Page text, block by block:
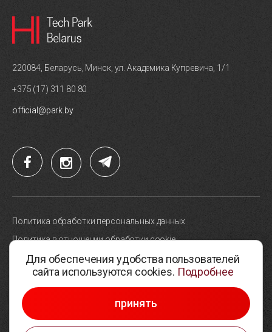
220084, Беларусь, Минск, ул. Академика Купревича, 1/1
+375 (17) 311 80 80
official@park.by
© 2005-2026, Парк высоких технологий
Разработка сайтов —Студия Борового
Политика обработки персональных данных
Политика в отношении обработки cookie
Карта сайта
Выбор настроек cookie
Для обеспечения удобства пользователей
сайта используются cookies. Подробнее
принять